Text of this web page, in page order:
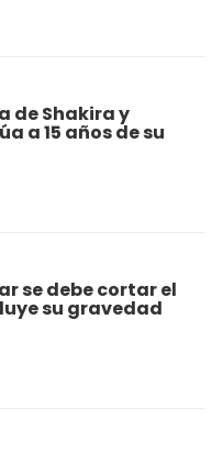
de Shakira y
a 15 años de su
se debe cortar el
su gravedad